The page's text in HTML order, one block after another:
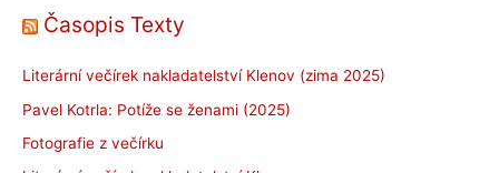
Časopis Texty
Literární večírek nakladatelství Klenov (zima 2025)
Pavel Kotrla: Potíže se ženami (2025)
Fotografie z večírku